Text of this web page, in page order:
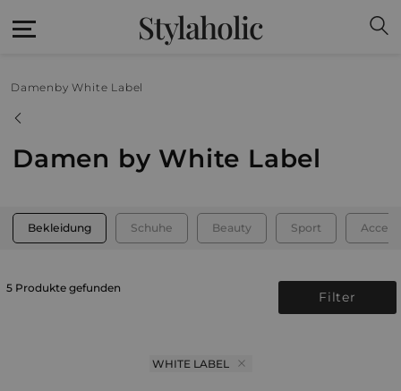
Stylaholic
Damen by White Label
Damen by White Label
Bekleidung Schuhe Beauty Sport
5 Produkte gefunden
Filter
WHITE LABEL